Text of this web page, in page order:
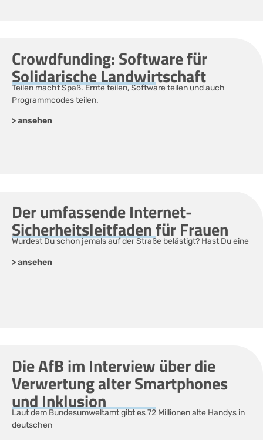
Crowdfunding: Software für
Solidarische Landwirtschaft
Teilen macht Spaß. Ernte teilen, Software teilen und auch
Programmcodes teilen.
> ansehen
Der umfassende Internet-
Sicherheitsleitfaden für Frauen
Wurdest Du schon jemals auf der Straße belästigt? Hast Du eine
> ansehen
Die AfB im Interview über die
Verwertung alter Smartphones
und Inklusion
Laut dem Bundesumweltamt gibt es 72 Millionen alte Handys in
deutschen